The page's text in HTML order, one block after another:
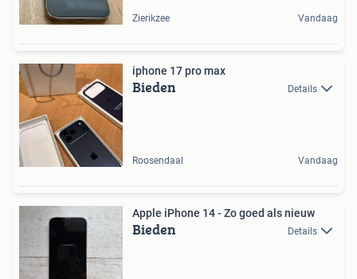
Zierikzee Vandaag
iphone 17 pro max
Bieden Details
Roosendaal Vandaag
Apple iPhone 14 - Zo goed als nieuw
Bieden Details